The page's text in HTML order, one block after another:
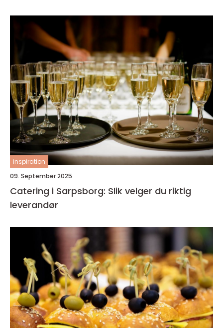
inspiration
09. September 2025
Catering i Sarpsborg: Slik velger du riktig
leverandør